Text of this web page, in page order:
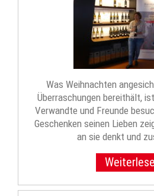
Was Weihnachten
Überraschungen bereithält,
Verwandte und Freunde
Geschenken seinen Lieben
an sie denkt und